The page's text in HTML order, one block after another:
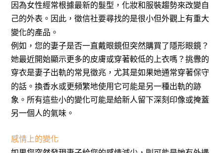
因為女性經常根據最新的髮型，化妝和服裝趨勢來改變自
己的外表。因此，徵信社要尋找的是很小但外觀上有重大
變化的產品。
例如，您的妻子是否一直戴眼鏡但突然購買了隱形眼鏡？
她最近開始顯示更多的皮膚或穿著較低的上衣嗎？挑釁的
穿衣是妻子出軌的常見徵兆，尤其是如果她通常穿著保守
的話。換香水或更頻繁地使用它可能是另一種出軌的跡
象。所有這些小的變化可能是給新人留下深刻印像或掩蓋
另一個人的氣味。
感情上的變化